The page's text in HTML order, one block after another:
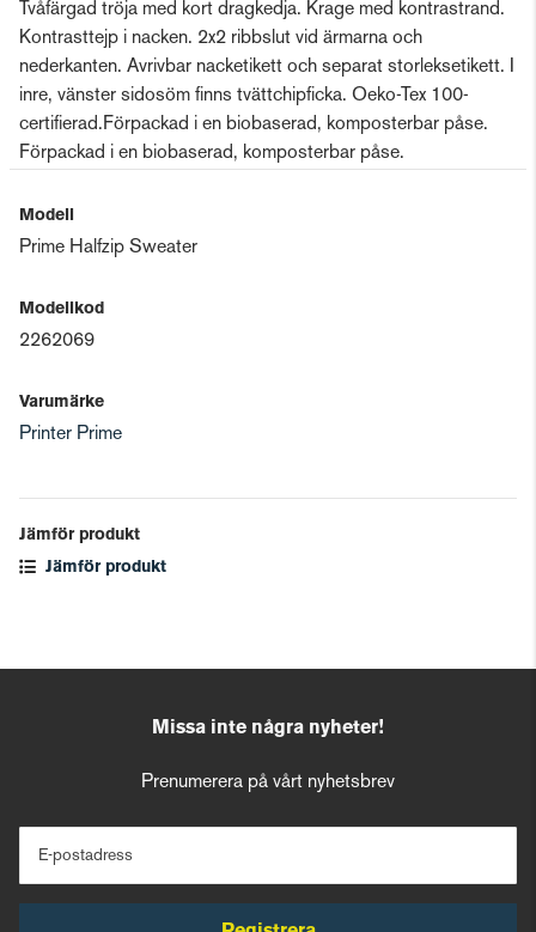
Tvåfärgad tröja med kort dragkedja. Krage med kontrastrand.
Kontrasttejp i nacken. 2x2 ribbslut vid ärmarna och
nederkanten. Avrivbar nacketikett och separat storleksetikett. I
inre, vänster sidosöm finns tvättchipficka. Oeko-Tex 100-
certifierad.Förpackad i en biobaserad, komposterbar påse.
Förpackad i en biobaserad, komposterbar påse.
Modell
Prime Halfzip Sweater
Modellkod
2262069
Varumärke
Printer Prime
Jämför produkt
Jämför produkt
Missa inte några nyheter!
Prenumerera på vårt nyhetsbrev
E-postadress